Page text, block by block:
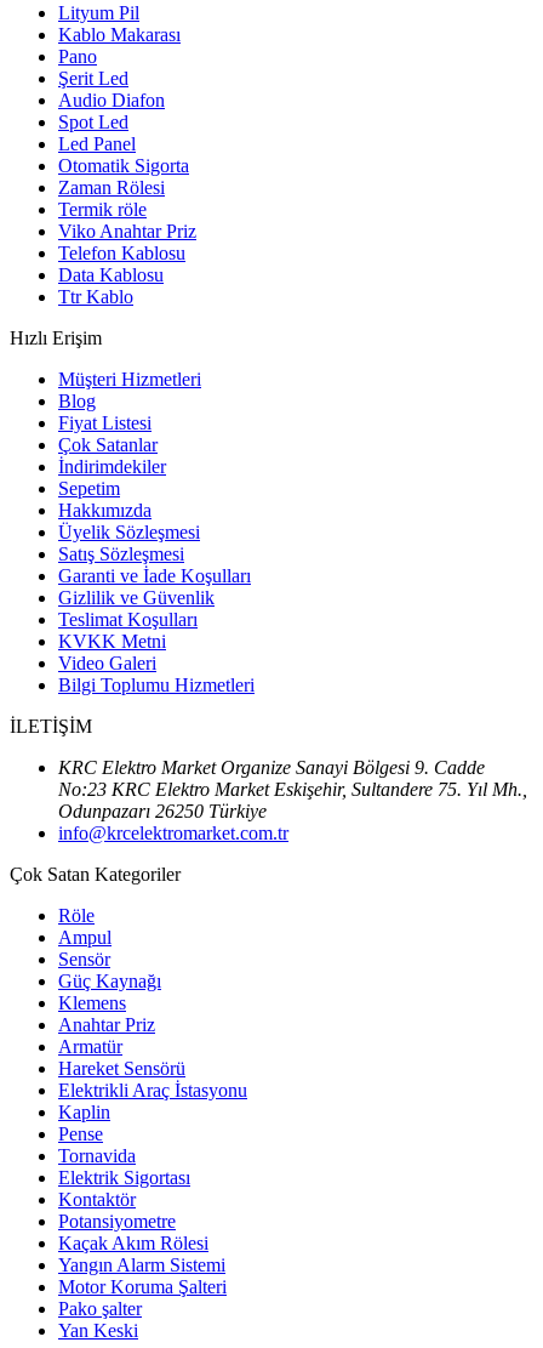
Lityum Pil
Kablo Makarası
Pano
Şerit Led
Audio Diafon
Spot Led
Led Panel
Otomatik Sigorta
Zaman Rölesi
Termik röle
Viko Anahtar Priz
Telefon Kablosu
Data Kablosu
Ttr Kablo
Hızlı Erişim
Müşteri Hizmetleri
Blog
Fiyat Listesi
Çok Satanlar
İndirimdekiler
Sepetim
Hakkımızda
Üyelik Sözleşmesi
Satış Sözleşmesi
Garanti ve İade Koşulları
Gizlilik ve Güvenlik
Teslimat Koşulları
KVKK Metni
Video Galeri
Bilgi Toplumu Hizmetleri
İLETİŞİM
KRC Elektro Market Organize Sanayi Bölgesi 9. Cadde
No:23 KRC Elektro Market Eskişehir, Sultandere 75. Yıl Mh.,
Odunpazarı 26250 Türkiye
info@krcelektromarket.com.tr
Çok Satan Kategoriler
Röle
Ampul
Sensör
Güç Kaynağı
Klemens
Anahtar Priz
Armatür
Hareket Sensörü
Elektrikli Araç İstasyonu
Kaplin
Pense
Tornavida
Elektrik Sigortası
Kontaktör
Potansiyometre
Kaçak Akım Rölesi
Yangın Alarm Sistemi
Motor Koruma Şalteri
Pako şalter
Yan Keski